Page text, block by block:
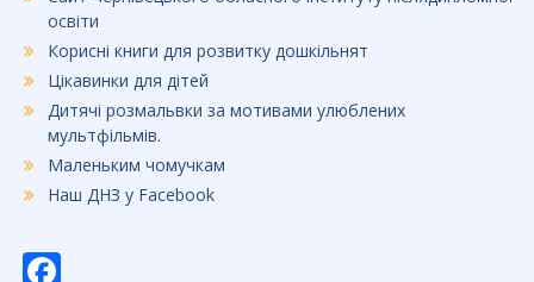
освіти
Корисні книги для розвитку дошкільнят
Цікавинки для дітей
Дитячі розмальвки за мотивами улюблених
мультфільмів.
Маленьким чомучкам
Наш ДНЗ у Facebook